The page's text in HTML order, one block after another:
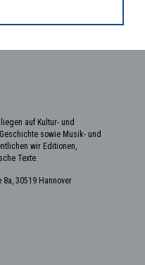
auf Kultur- und
sowie Musik- und
wir Editionen,
Texte.
30519 Hannover